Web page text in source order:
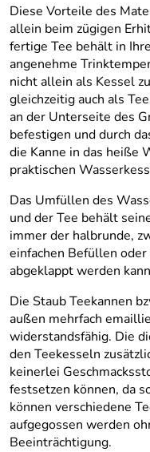
Diese Vorteile des
allein beim zügigen
fertige Tee behält in
angenehme
nicht allein als Kessel
gleichzeitig auch als
an der Unterseite des
befestigen und durch
die Kanne in das heiße
praktischen
Das Umfüllen des
und der Tee behält
immer der halbrunde,
einfachen Befüllen
abgeklappt werden
Die Staub Teekannen
außen mehrfach
widerstandsfähig. Die
den Teekesseln
keinerlei
festsetzen können, da
können verschiedene
aufgegossen werden
Beeinträchtigung.